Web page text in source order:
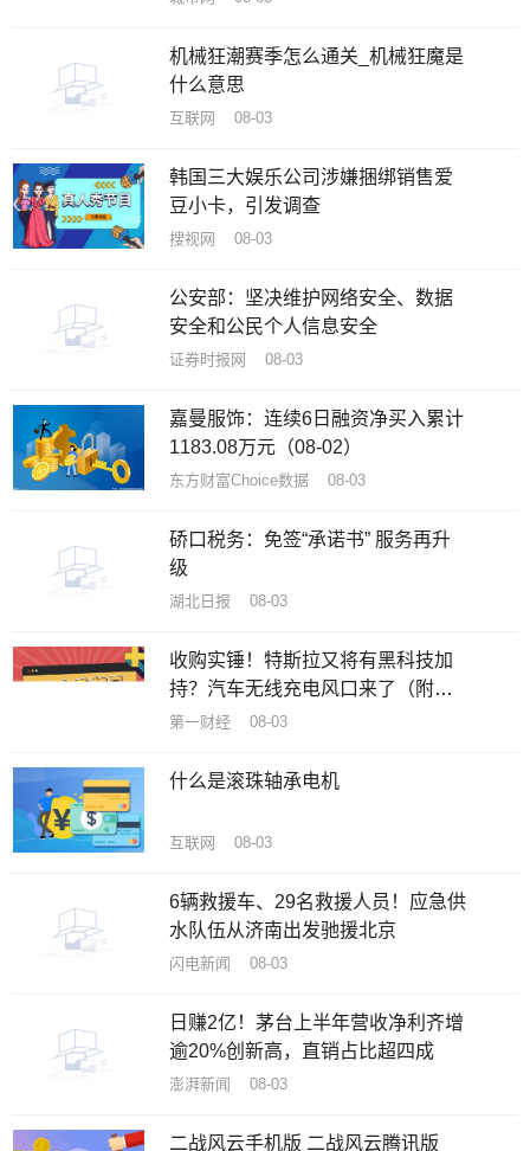
机械狂潮赛季怎么通关_机械狂魔是
什么意思
互联网 08-03
韩国三大娱乐公司涉嫌捆绑销售爱
豆小卡，引发调查
搜视网 08-03
公安部：坚决维护网络安全、数据
安全和公民个人信息安全
证券时报网 08-03
嘉曼服饰：连续6日融资净买入累计
1183.08万元（08-02）
东方财富Choice数据 08-03
硚口税务：免签“承诺书” 服务再升
级
湖北日报 08-03
收购实锤！特斯拉又将有黑科技加
持？汽车无线充电风口来了（附
股）
第一财经 08-03
什么是滚珠轴承电机
互联网 08-03
6辆救援车、29名救援人员！应急供
水队伍从济南出发驰援北京
闪电新闻 08-03
日赚2亿！茅台上半年营收净利齐增
逾20%创新高，直销占比超四成
澎湃新闻 08-03
二战风云手机版 二战风云腾讯版